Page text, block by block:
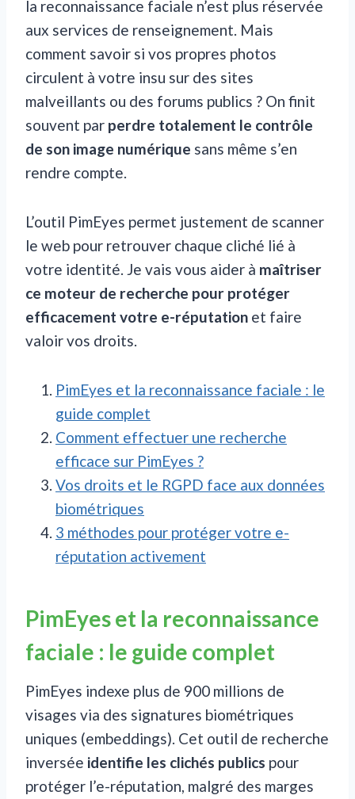
la reconnaissance faciale n’est plus réservée
aux services de renseignement. Mais
comment savoir si vos propres photos
circulent à votre insu sur des sites
malveillants ou des forums publics ? On finit
souvent par perdre totalement le contrôle
de son image numérique sans même s’en
rendre compte.
L’outil PimEyes permet justement de scanner
le web pour retrouver chaque cliché lié à
votre identité. Je vais vous aider à maîtriser
ce moteur de recherche pour protéger
efficacement votre e-réputation et faire
valoir vos droits.
PimEyes et la reconnaissance faciale : le
guide complet
Comment effectuer une recherche
efficace sur PimEyes ?
Vos droits et le RGPD face aux données
biométriques
3 méthodes pour protéger votre e-
réputation activement
PimEyes et la reconnaissance
faciale : le guide complet
PimEyes indexe plus de 900 millions de
visages via des signatures biométriques
uniques (embeddings). Cet outil de recherche
inversée identifie les clichés publics pour
protéger l’e-réputation, malgré des marges